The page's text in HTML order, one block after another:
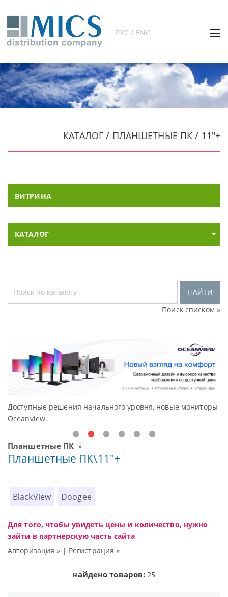
РУС / ENG
КАТАЛОГ / ПЛАНШЕТНЫЕ ПК / 11"+
ВИТРИНА
КАТАЛОГ
НАЙТИ
Поиск списком »
Доступные решения начального уровня, новые мониторы
Oceanview.
Планшетные ПК »
Планшетные ПК\11"+
BlackView Doogee
Для того, чтобы увидеть цены и количество, нужно
зайти в партнерскую часть сайта
Авторизация » | Регистрация »
найдено товаров: 25